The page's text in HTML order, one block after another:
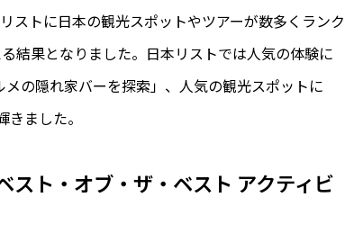
ストに日本の観光スポットやツアーが数多くランク
結果となりました。日本リストでは人気の体験に
メの隠れ家バーを探索」、人気の観光スポットに
ました。
スト・オブ・ザ・ベスト アクティビ